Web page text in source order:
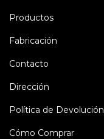
Productos
Fabricación
Contacto
Dirección
Política de Devolución
Cómo Comprar